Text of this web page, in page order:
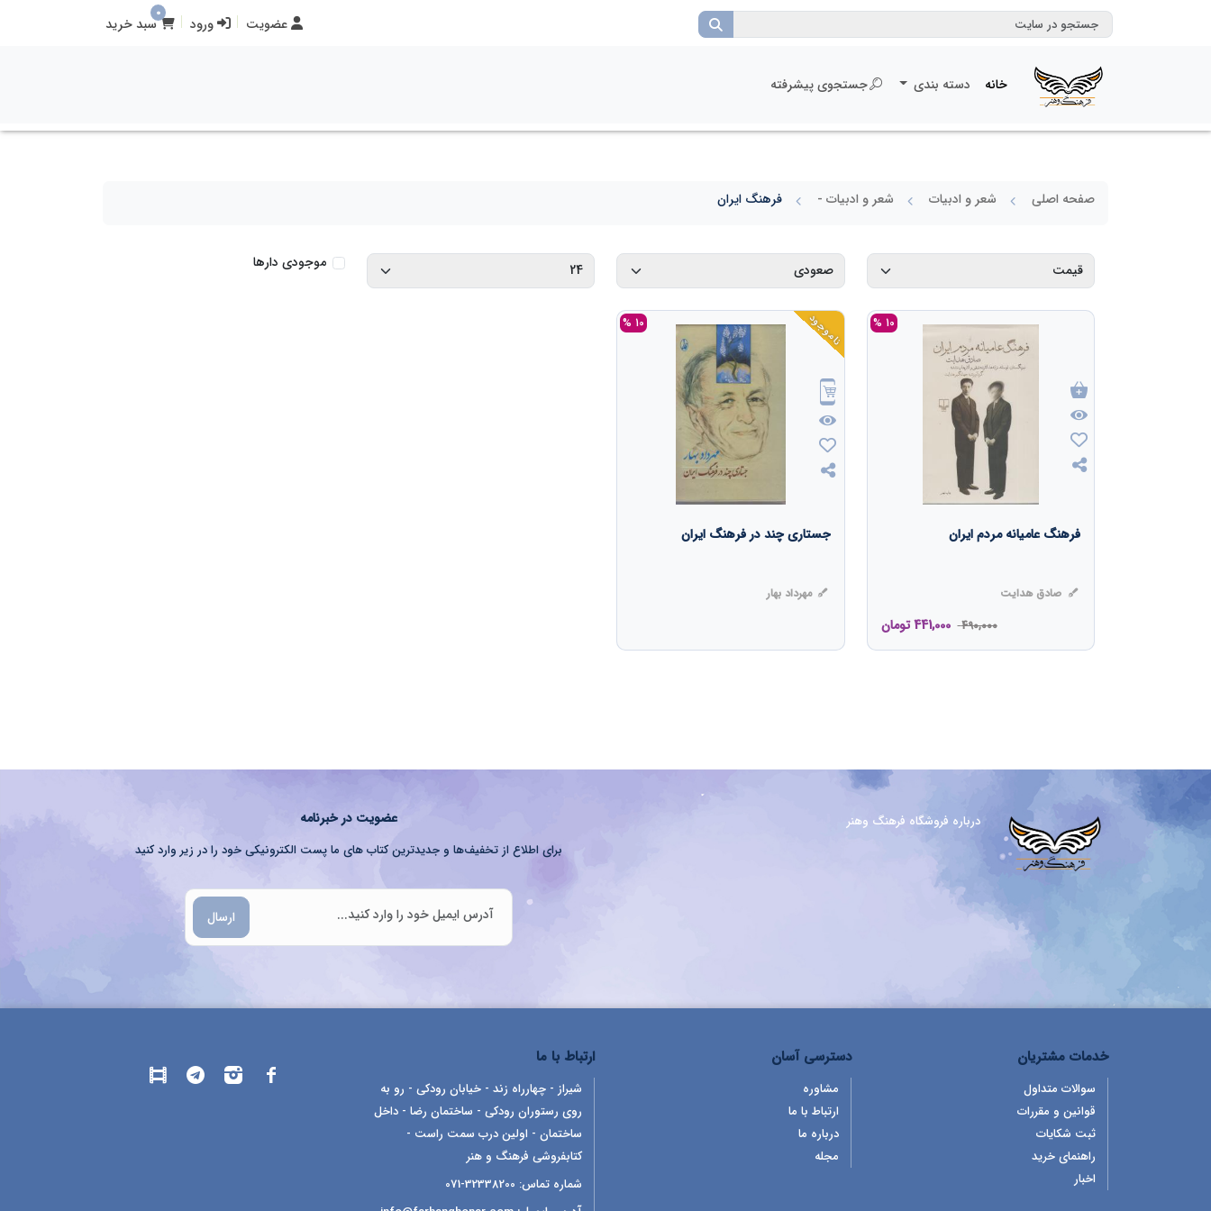
عضویت ورود
0
سبد خرید
خانه دسته بندی جستجوی پیشرفته
صفحه اصلی شعر و ادبیات شعر و ادبیات - فرهنگ ایران
موجودی دارها
10 %
فرهنگ عامیانه مردم ایران
صادق هدایت
490,000
441,000 تومان
ناموجود 10 %
جستاری چند در فرهنگ ایران
مهرداد بهار
درباره فروشگاه فرهنگ وهنر عضویت در خبرنامه
برای اطلاع از تخفیف‌ها و جدیدترین کتاب های ما پست الکترونیکی خود را در زیر وارد کنید
ارسال
خدمات مشتریان
سوالات متداول
قوانین و مقررات
ثبت شکایات
راهنمای خرید
اخبار
دسترسی آسان
مشاوره
ارتباط با ما
درباره ما
مجله
ارتباط با ما
شیراز - چهارراه زند - خیابان رودکی - رو به
روی رستوران رودکی - ساختمان رضا - داخل
ساختمان - اولین درب سمت راست -
کتابفروشی فرهنگ و هنر
شماره تماس: 32338200-071